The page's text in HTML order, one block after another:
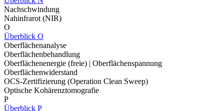
Nachschwindung
Nahinfrarot (NIR)
O
Überblick O
Oberflächenanalyse
Oberflächenbehandlung
Oberflächenenergie (freie) | Oberflächenspannung
Oberflächenwiderstand
OCS-Zertifizierung (Operation Clean Sweep)
Optische Kohärenztomografie
P
Überblick P